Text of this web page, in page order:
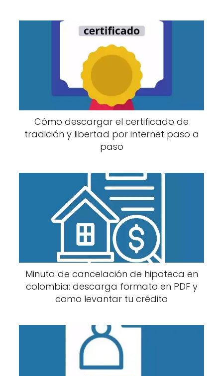
Avenida Los Samanes,
Calle 56 # 9 - 35
Cómo descargar el certificado de
tradición y libertad por internet paso a
paso
Minuta de cancelación de hipoteca en
colombia: descarga formato en PDF y
como levantar tu crédito